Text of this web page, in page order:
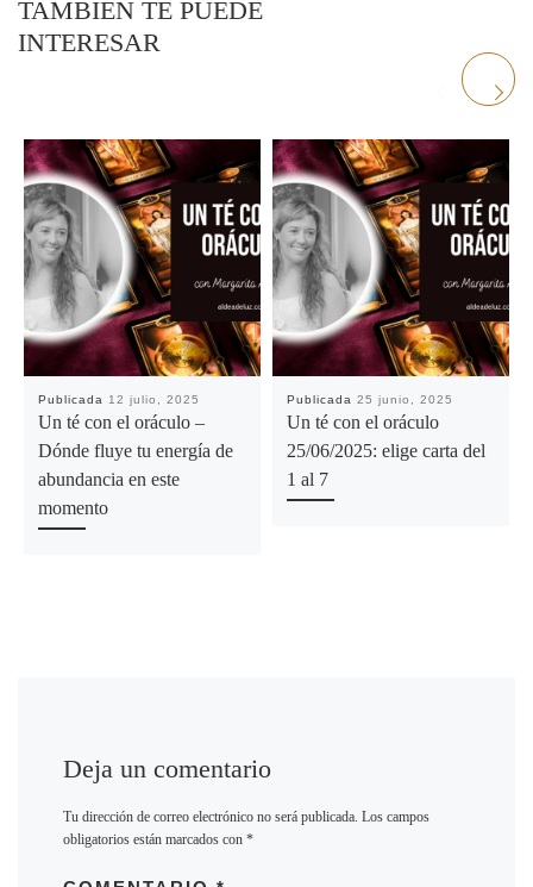
TAMBIÉN TE PUEDE
INTERESAR
Publicada 12 julio, 2025
Un té con el oráculo –
Dónde fluye tu energía de
abundancia en este
momento
Publicada 25 junio, 2025
Un té con el oráculo
25/06/2025: elige carta del
1 al 7
Deja un comentario
Tu dirección de correo electrónico no será publicada. Los campos
obligatorios están marcados con *